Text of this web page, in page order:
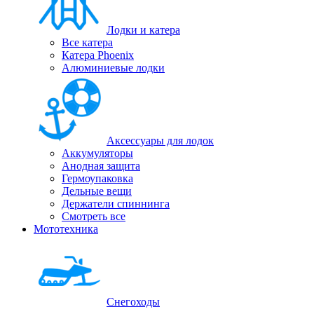
Лодки и катера
Все катера
Катера Phoenix
Алюминиевые лодки
Аксессуары для лодок
Аккумуляторы
Анодная защита
Гермоупаковка
Дельные вещи
Держатели спиннинга
Смотреть все
Мототехника
Снегоходы